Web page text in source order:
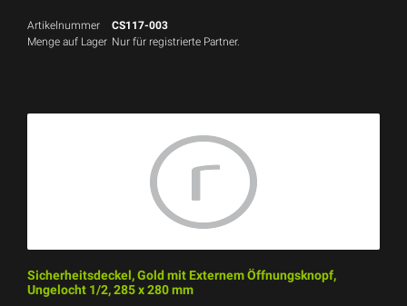
Artikelnummer
CS117-003
Menge auf Lager Nur für registrierte Partner.
Sicherheitsdeckel, Gold mit Externem Öffnungsknopf,
Ungelocht 1/2, 285 x 280 mm